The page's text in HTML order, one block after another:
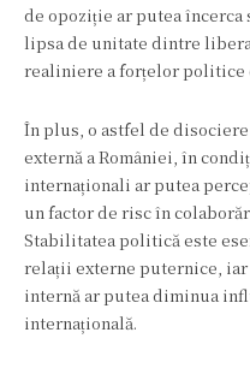
de opoziție ar putea încerca
lipsa de unitate dintre
realiniere a forțelor politice
În plus, o astfel de
externă a României, în
internaționali ar putea
un factor de risc în
Stabilitatea politică este
relații externe puternice,
internă ar putea diminua
internațională.